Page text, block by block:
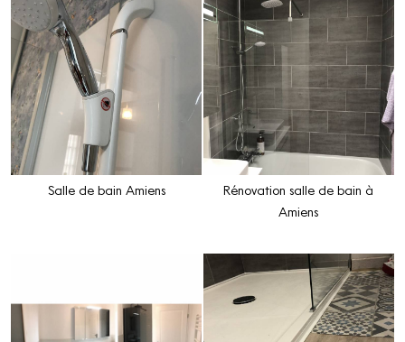
Salle de bain Amiens
Rénovation salle de bain à
Amiens